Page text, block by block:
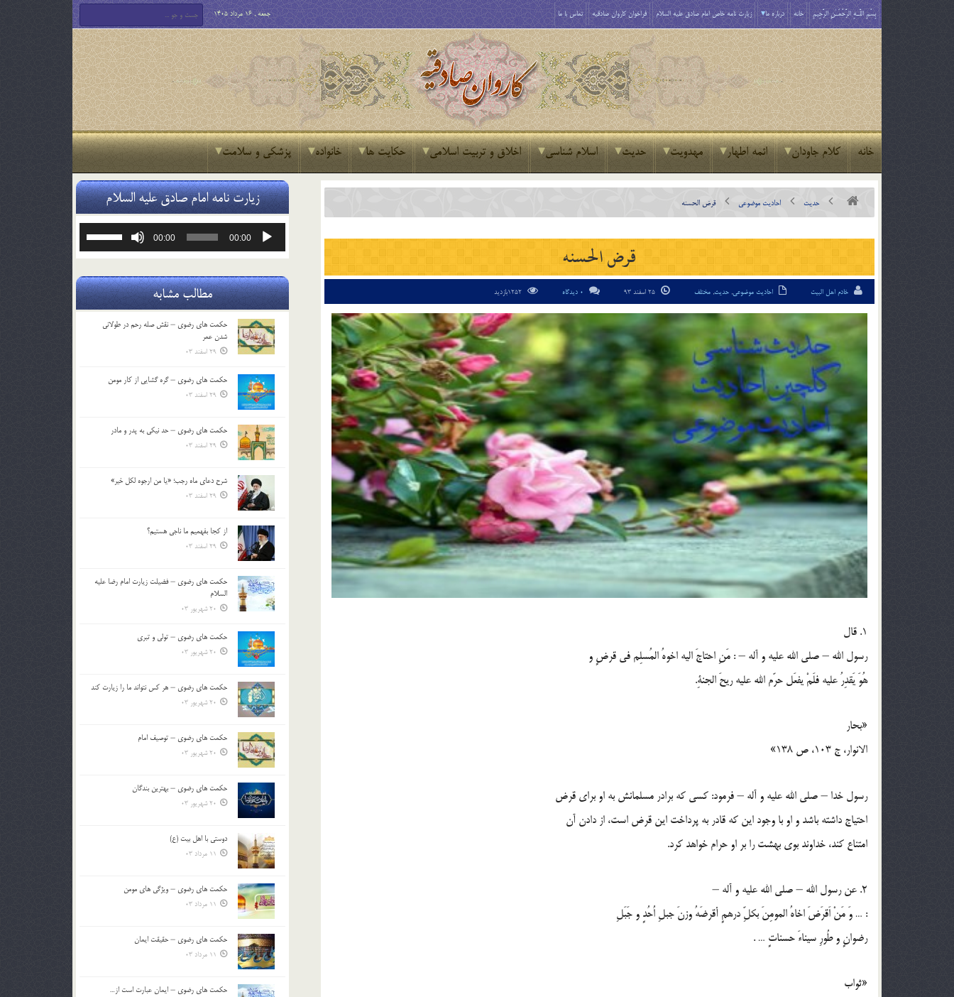
بِسْمِ اللَّـهِ الرَّحْمَـٰنِ الرَّحِيمِ خانه درباره ما زیارت نامه خاص امام صادق علیه السلام فراخوان کاروان صادقیه تماس با ما جمعه , 16 مرداد 1405
خانه کلام جاودان ائمه اطهار مهدویت حدیث اسلام شناسی اخلاق و تربیت اسلامی حکایت ها خانواده پزشکی و سلامت
حدیث احادیث موضوعی قرض الحسنه
قرض الحسنه
خادم اهل البیت احادیث موضوعی, حدیث, مختلف 0 دیدگاه
1. قال
رسول الله – صلي الله عليه و آله – : مَنِ احتاجَ اليه اخوهُ المُسلِم في قرضٍ و
هُوَ يَقدِرُ عليه فلَمْ يفعَل حرّم الله عليه ريحَ الجنةِ.
«بحار
الانوار، ج 103، ص 138»
رسول خدا – صلي الله عليه و آله – فرمود: كسي كه برادر مسلمانش به او براي قرض
احتياج داشته باشد و او با وجود اين كه قادر به پرداخت اين قرض است، از دادن آن
امتناع كند، خداوند بوي بهشت را بر او حرام خواهد كرد.
2. عن رسول الله – صلي الله عليه و آله –
: … وَ مَنْ اَقرَضَ اخاهُ المومِنَ بكلِّ درهمٍ أقرضَهُ وزنَ جبلِ اُحُدٍ و جَبَلِ
رضوانٍ و طُورِ سيناءَ حسناتٍ … .
«ثواب
زیارت نامه امام صادق علیه السلام
پخش‌کننده
00:00
00:00
یا
صدا
کلیدهای
مطالب مشابه
حکمت های رضوی – نقش صله رحم در طولانی
شدن عمر
29 اسفند 03
حکمت های رضوی – گره گشایی از کار مومن
29 اسفند 03
حکمت های رضوی – حد نیکی به پدر و مادر
29 اسفند 03
شرح دعای ماه رجب؛ «یا من ارجوه لکل خیر»
29 اسفند 03
از كجا بفهميم ما ناجی هستیم؟
29 اسفند 03
حکمت های رضوی – فضیلت زیارت امام رضا علیه
السلام
20 شهریور 03
حکمت های رضوی – تولی و تبری
20 شهریور 03
حکمت های رضوی – هر کس نتواند ما را زیارت کند
20 شهریور 03
حکمت های رضوی – توصیف امام
20 شهریور 03
حکمت های رضوی – بهترین بندگان
20 شهریور 03
دوستی با اهل بیت (ع)
11 مرداد 03
حکمت های رضوی – ویژگی های مومن
11 مرداد 03
حکمت های رضوی – حقیقت ایمان
11 مرداد 03
حکمت های رضوی – ایمان عبارت است از…